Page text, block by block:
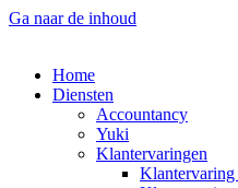
Ga naar de inhoud
Home
Diensten
Accountancy
Yuki
Klantervaringen